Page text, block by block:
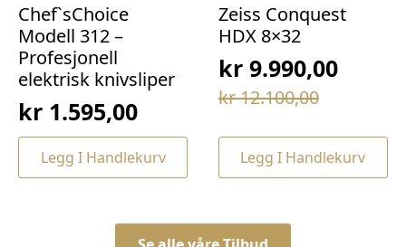
Chef`sChoice
Modell 312 –
Profesjonell
elektrisk knivsliper
kr 1.595,00
Legg I Handlekurv
Zeiss Conquest
HDX 8×32
kr12.100,00
Opprinnelig
var:
kr 12.100,00.
kr9.990,00
Nåværende
er:
kr 9.990,00.
Legg I Handlekurv